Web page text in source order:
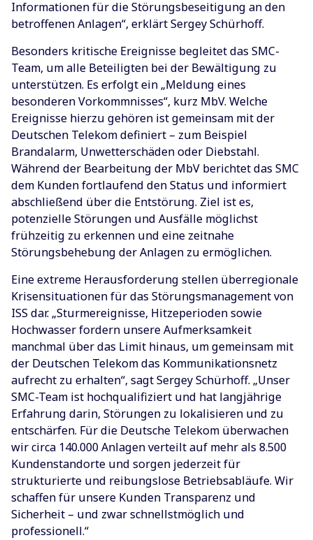
Informationen für die Störungsbeseitigung an den
betroffenen Anlagen“, erklärt Sergey Schürhoff.
Besonders kritische Ereignisse begleitet das SMC-
Team, um alle Beteiligten bei der Bewältigung zu
unterstützen. Es erfolgt ein „Meldung eines
besonderen Vorkommnisses“, kurz MbV. Welche
Ereignisse hierzu gehören ist gemeinsam mit der
Deutschen Telekom definiert – zum Beispiel
Brandalarm, Unwetterschäden oder Diebstahl.
Während der Bearbeitung der MbV berichtet das SMC
dem Kunden fortlaufend den Status und informiert
abschließend über die Entstörung. Ziel ist es,
potenzielle Störungen und Ausfälle möglichst
frühzeitig zu erkennen und eine zeitnahe
Störungsbehebung der Anlagen zu ermöglichen.
Eine extreme Herausforderung stellen überregionale
Krisensituationen für das Störungsmanagement von
ISS dar. „Sturmereignisse, Hitzeperioden sowie
Hochwasser fordern unsere Aufmerksamkeit
manchmal über das Limit hinaus, um gemeinsam mit
der Deutschen Telekom das Kommunikationsnetz
aufrecht zu erhalten“, sagt Sergey Schürhoff. „Unser
SMC-Team ist hochqualifiziert und hat langjährige
Erfahrung darin, Störungen zu lokalisieren und zu
entschärfen. Für die Deutsche Telekom überwachen
wir circa 140.000 Anlagen verteilt auf mehr als 8.500
Kundenstandorte und sorgen jederzeit für
strukturierte und reibungslose Betriebsabläufe. Wir
schaffen für unsere Kunden Transparenz und
Sicherheit – und zwar schnellstmöglich und
professionell.“